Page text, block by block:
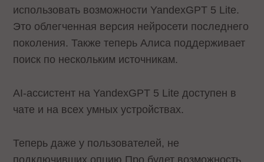
использовать возможности YandexGPT 5 Lite.
Это облегченная версия нейросети последнего
поколения. Также теперь Алиса поддерживает
поиск по нескольким источникам.
AI-ассистент на YandexGPT 5 Lite доступен в
чате и на всех умных устройствах.
Теперь даже у пользователей, не
подключивших опцию Про будет возможность